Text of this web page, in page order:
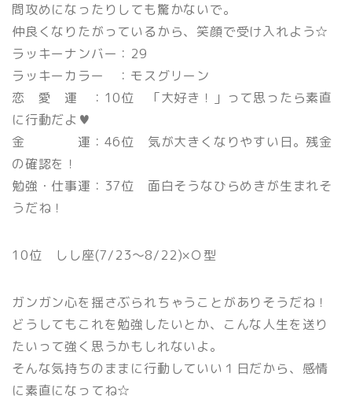
問攻めになったりしても驚かないで。
仲良くなりたがっているから、笑顔で受け入れよう☆
ラッキーナンバー：29
ラッキーカラー ：モスグリーン
恋 愛 運 ：10位 「大好き！」って思ったら素直
に行動だよ♥
金 運：46位 気が大きくなりやすい日。残金
の確認を！
勉強・仕事運：37位 面白そうなひらめきが生まれそ
うだね！
10位 しし座(7/23〜8/22)×Ｏ型
ガンガン心を揺さぶられちゃうことがありそうだね！
どうしてもこれを勉強したいとか、こんな人生を送り
たいって強く思うかもしれないよ。
そんな気持ちのままに行動していい１日だから、感情
に素直になってね☆